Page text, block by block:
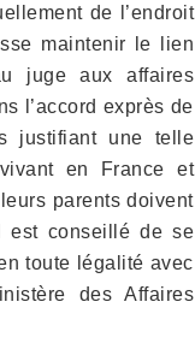
de l’endroit
maintenir le lien
juge aux affaires
l’accord exprès de
justifiant une telle
en France et
parents doivent
est conseillé de se
toute légalité avec
des Affaires